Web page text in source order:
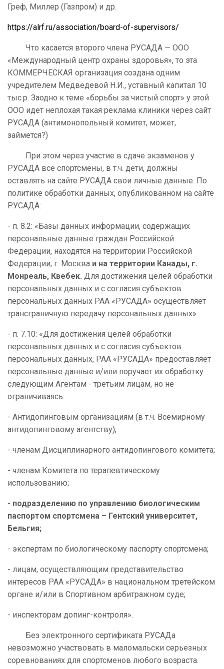
Греф, Миллер (Газпром) и др.
https://alrf.ru/association/board-of-supervisors/
Что касается второго члена РУСАДА — ООО
«Международный центр охраны здоровья», то эта
КОММЕРЧЕСКАЯ организация создана одним
учредителем Медведевой Н.И., уставный капитал 10
тыс.р. Заодно к теме «борьбы за чистый спорт» у этой
ООО идет неплохая такая реклама клиники через сайт
РУСАДА (антимонопольный комитет, может,
займется?)
При этом через участие в сдаче экзаменов у
РУСАДА все спортсмены, в т.ч. дети, должны
оставлять на сайте РУСАДА свои личные данные. По
политике обработки данных, опубликованном на сайте
РУСАДА:
- п. 8.2: «Базы данных информации, содержащих
персональные данные граждан Российской
Федерации, находятся на территории Российской
Федерации, г. Москва и на территории Канады, г.
Монреаль, Квебек. Для достижения целей обработки
персональных данных и с согласия субъектов
персональных данных РАА «РУСАДА» осуществляет
трансграничную передачу персональных данных».
- п. 7.10: «Для достижения целей обработки
персональных данных и с согласия субъектов
персональных данных, РАА «РУСАДА» предоставляет
персональные данные и/или поручает их обработку
следующим Агентам - третьим лицам, но не
ограничиваясь:
- Антидопинговым организациям (в т.ч. Всемирному
антидопинговому агентству);
- членам Дисциплинарного антидопингового комитета;
- членам Комитета по терапевтическому
использованию;
- подразделению по управлению биологическим
паспортом спортсмена – Гентский университет,
Бельгия;
- экспертам по биологическому паспорту спортсмена;
- лицам, осуществляющим представительство
интересов РАА «РУСАДА» в национальном третейском
органе и/или в Спортивном арбитражном суде;
- инспекторам допинг-контроля».
Без электронного сертификата РУСАДа
невозможно участвовать в маломальски серьезных
соревнованиях для спортсменов любого возраста.